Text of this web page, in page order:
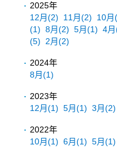
2025年
12月(2) 11月(2) 10月
(1) 8月(2) 5月(1) 4月
(5)
2月(2)
2024年
8月(1)
2023年
12月(1) 5月(1) 3月(2)
2022年
10月(1) 6月(1) 5月(1)